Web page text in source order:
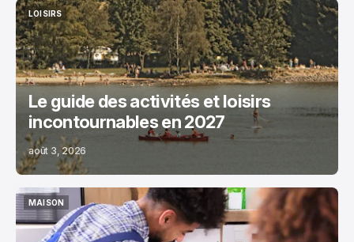
LOISIRS
LOISIRS
Le guide des activités et loisirs
incontournables en 2027
août 3, 2026
MAISON
MAISON